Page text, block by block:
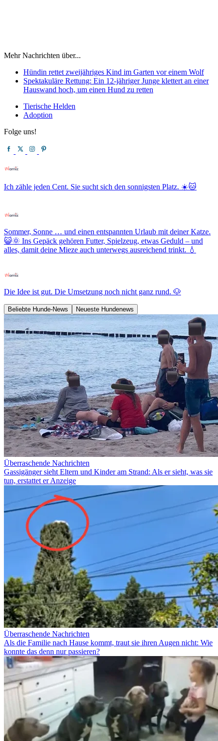
Mehr Nachrichten über...
Hündin rettet zweijähriges Kind im Garten vor einem Wolf
Spektakuläre Rettung: Ein 12-jähriger Junge klettert an einer
Hauswand hoch, um einen Hund zu retten
Tierische Helden
Adoption
Folge uns!
Ich zähle jeden Cent. Sie sucht sich den sonnigsten Platz. ☀️🐱
Sommer, Sonne … und einen entspannten Urlaub mit deiner Katze.
😺🌞 Ins Gepäck gehören Futter, Spielzeug, etwas Geduld – und
alles, damit deine Mieze auch unterwegs ausreichend trinkt. 💧
Die Idee ist gut. Die Umsetzung noch nicht ganz rund. 🐶
Beliebte Hunde-News Neueste Hundenews
Überraschende Nachrichten
Gassigänger sieht Eltern und Kinder am Strand: Als er sieht, was sie
tun, erstattet er Anzeige
Überraschende Nachrichten
Als die Familie nach Hause kommt, traut sie ihren Augen nicht: Wie
konnte das denn nur passieren?